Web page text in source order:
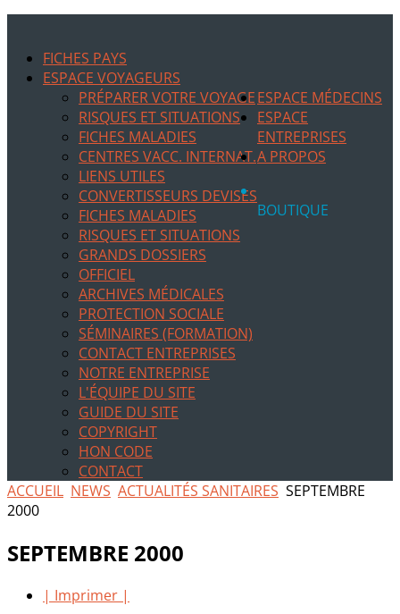
FICHES PAYS
ESPACE VOYAGEURS
PRÉPARER VOTRE VOYAGE
RISQUES ET SITUATIONS
FICHES MALADIES
CENTRES VACC. INTERNAT.
LIENS UTILES
CONVERTISSEURS DEVISES
ESPACE MÉDECINS
FICHES MALADIES
RISQUES ET SITUATIONS
GRANDS DOSSIERS
OFFICIEL
ARCHIVES MÉDICALES
ESPACE
ENTREPRISES
PROTECTION SOCIALE
SÉMINAIRES (FORMATION)
CONTACT ENTREPRISES
A PROPOS
NOTRE ENTREPRISE
L'ÉQUIPE DU SITE
GUIDE DU SITE
COPYRIGHT
HON CODE
CONTACT
BOUTIQUE
ACCUEIL NEWS ACTUALITÉS SANITAIRES SEPTEMBRE
2000
SEPTEMBRE 2000
| Imprimer |